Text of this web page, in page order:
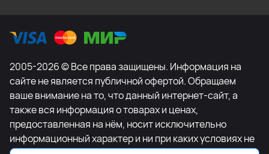
2005-2026 © Все права защищены. Информация на
сайте не является публичной офертой. Обращаем
ваше внимание на то, что данный интернет-сайт, а
также вся информация о товарах и ценах,
предоставленная на нём, носит исключительно
информационный характер и ни при каких условиях не